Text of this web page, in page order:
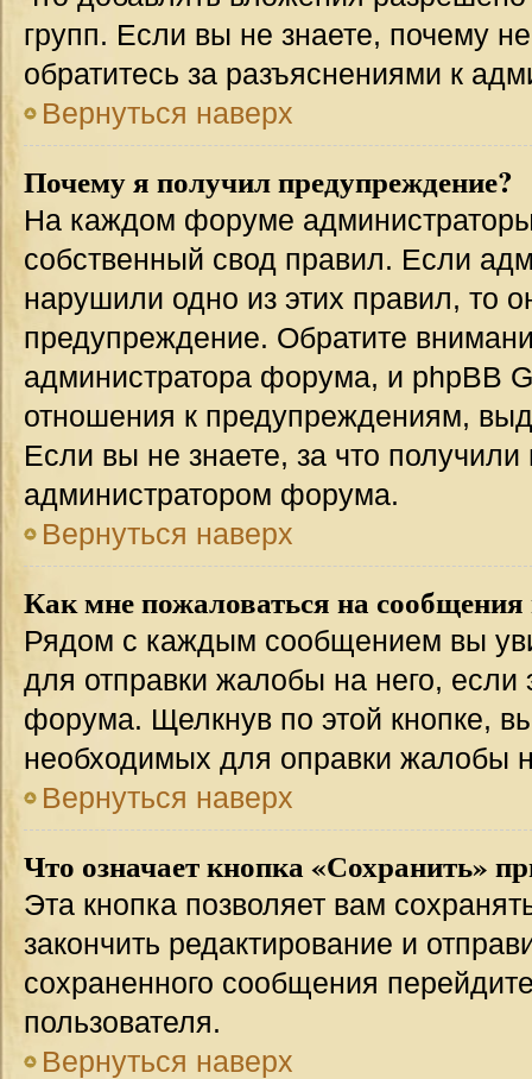
групп. Если вы не знаете, почему
обратитесь за разъяснениями к
Вернуться наверх
Почему я получил предупреждение?
На каждом форуме
собственный свод правил. Если
нарушили одно из этих правил, то
предупреждение. Обратите
администратора форума, и phpBB
отношения к предупреждениям,
Если вы не знаете, за что
администратором форума.
Вернуться наверх
Как мне пожаловаться на сообщения
Рядом с каждым сообщением вы
для отправки жалобы на него,
форума. Щелкнув по этой кнопке,
необходимых для оправки жалобы
Вернуться наверх
Что означает кнопка «Сохранить»
Эта кнопка позволяет вам
закончить редактирование и
сохраненного сообщения
пользователя.
Вернуться наверх